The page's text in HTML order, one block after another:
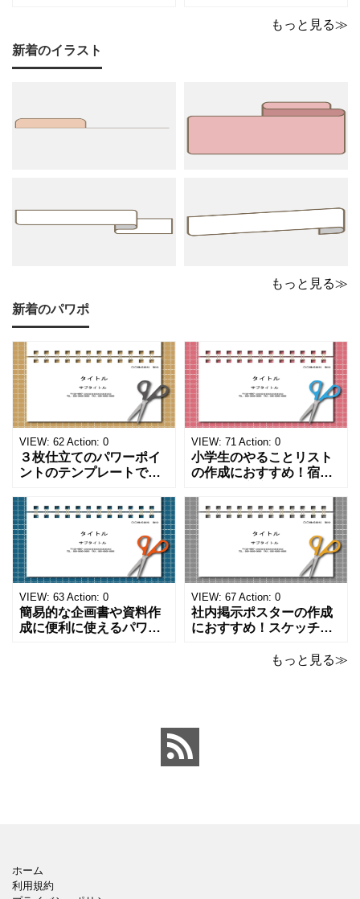
い
が
ま
ら
フが紙面いっぱいに踊
る、グリーン調の軽やか
はもちろん、野外ライ
請求書のテンプレートで
れた、あたたかくシック
な雰囲気でピアノやリト
もっと見る≫
新着のイラスト
もっと見る≫
新着のパワポ
VIEW: 62 Action: 0
３枚仕立てのパワーポイ
ントのテンプレートで
ペンのワンポイントイラ
ストが描かれています。
ご案内やお知らせなど簡
単な資料を時短で作成で
きる便利なフォーマット
になります。 文房具好き
の方、掲示ポスターを作
成をされたい方におす
VIEW: 71 Action: 0
小学生のやることリスト
の作成におすすめ！宿題
事をまとめたい時のフォ
ーマットにおすすめしま
す。 ノートタイプのフォ
ーマットで文字入れをし
やすく、壁に貼ってもか
わいいデザインです。お
子さんが見てもテンショ
ンが上がるテンプレ
VIEW: 63 Action: 0
簡易的な企画書や資料作
成に便利に使えるパワー
VIEW: 67 Action: 0
社内掲示ポスターの作成
におすすめ！スケッチブ
なパワーポイントのテン
トにおすすめします。 ダ
ウンロードしてテキス
もっと見る≫
ホーム
利用規約